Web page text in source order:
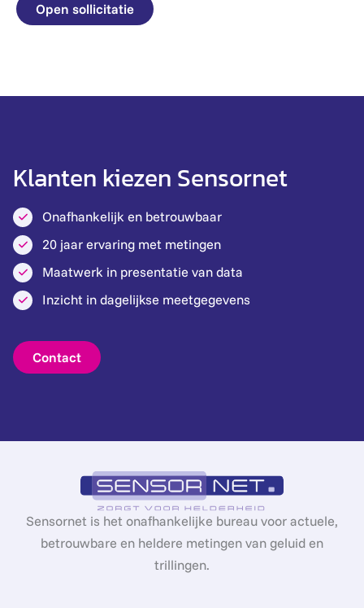
Open sollicitatie
Klanten kiezen Sensornet
Onafhankelijk en betrouwbaar
20 jaar ervaring met metingen
Maatwerk in presentatie van data
Inzicht in dagelijkse meetgegevens
Contact
Sensornet is het onafhankelijke bureau voor actuele,
betrouwbare en heldere metingen van geluid en
trillingen.